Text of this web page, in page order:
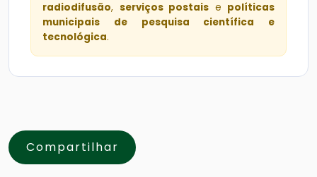
radiodifusão, serviços postais e políticas
municipais de pesquisa científica e
tecnológica.
Compartilhar